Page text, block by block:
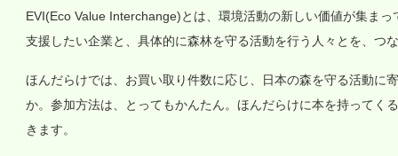
EVI(Eco Value Interchange)とは、環境活動の新しい価値が集ま
支援したい企業と、具体的に森林を守る活動を行う人々とを、つ
ほんだらけでは、お買い取り件数に応じ、日本の森を守る活動に
か。参加方法は、とってもかんたん。ほんだらけに本を持ってく
きます。